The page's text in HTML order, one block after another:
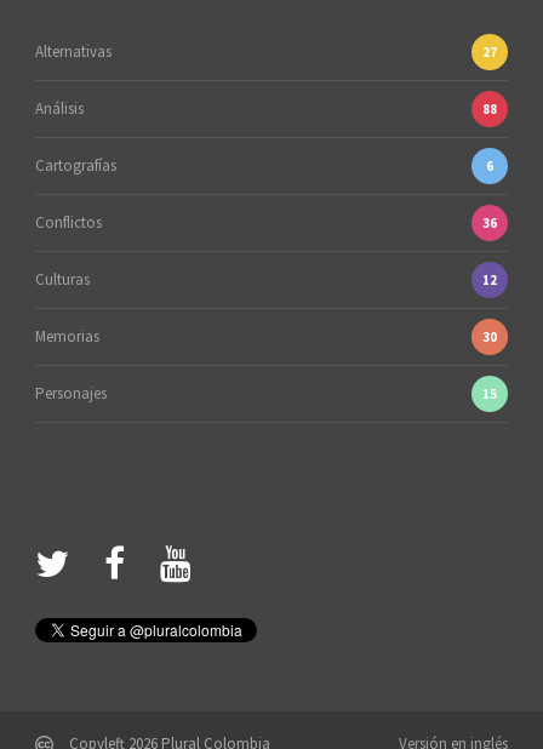
Alternativas 27
Análisis 88
Cartografías 6
Conflictos 36
Culturas 12
Memorias 30
Personajes 15
Copyleft 2026 Plural Colombia Versión en inglés